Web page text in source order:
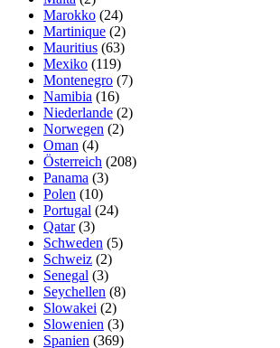
Marokko (24)
Martinique (2)
Mauritius (63)
Mexiko (119)
Montenegro (7)
Namibia (16)
Niederlande (2)
Norwegen (2)
Oman (4)
Österreich (208)
Panama (3)
Polen (10)
Portugal (24)
Qatar(3)
Schweden (5)
Schweiz (2)
Senegal (3)
Seychellen (8)
Slowakei (2)
Slowenien (3)
Spanien (369)